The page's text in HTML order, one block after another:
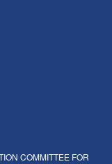
COMMITTEE FOR